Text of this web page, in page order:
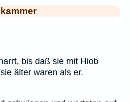
bis daß sie mit Hiob
älter waren als er.